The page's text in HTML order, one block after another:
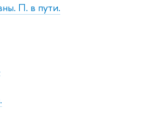
П. в пути.